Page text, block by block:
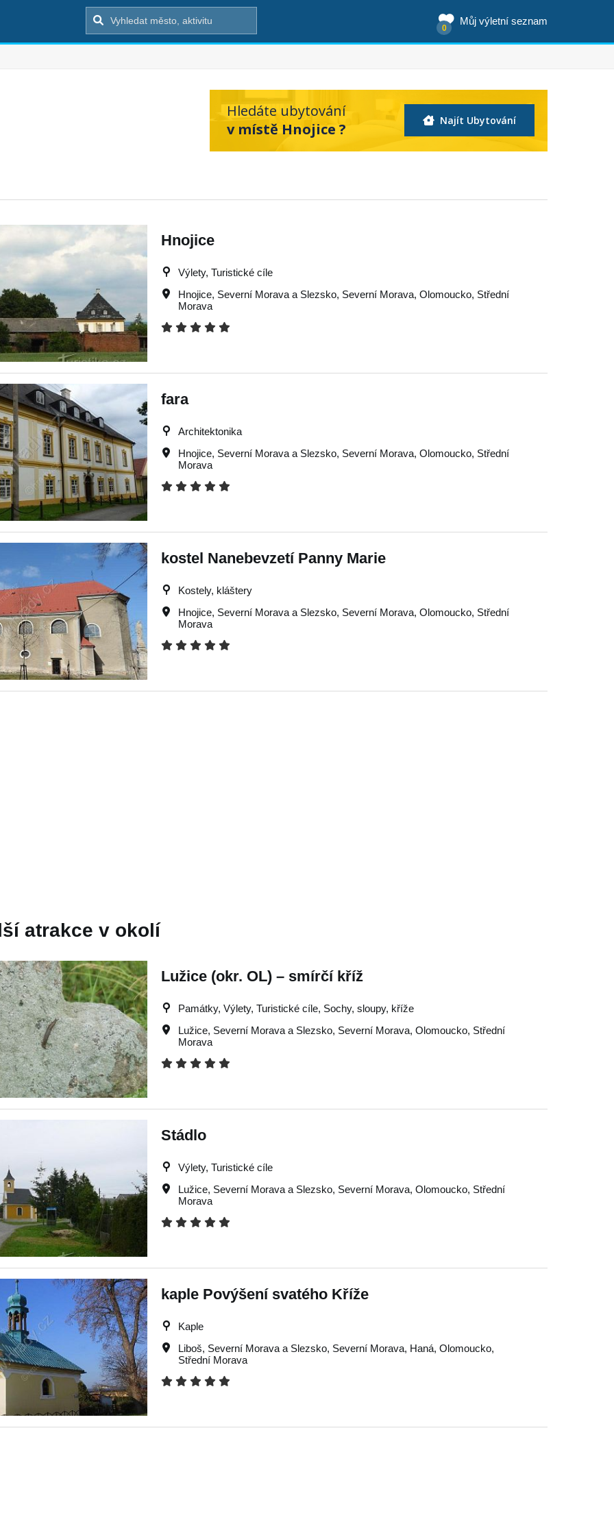
Můj výletní seznam
0
Hledáte ubytování
v místě Hnojice ?
Najít Ubytování
Hnojice
Výlety, Turistické cíle
Hnojice, Severní Morava a Slezsko, Severní Morava,Olomoucko, Střední
Morava
fara
Architektonika
Hnojice, Severní Morava a Slezsko, Severní Morava,Olomoucko, Střední
Morava
kostel Nanebevzetí Panny Marie
Kostely, kláštery
Hnojice, Severní Morava a Slezsko, Severní Morava,Olomoucko, Střední
Morava
atrakce v okolí
Lužice (okr. OL) – smírčí kříž
Památky, Výlety, Turistické cíle, Sochy, sloupy, kříže
Lužice, Severní Morava a Slezsko, Severní Morava,Olomoucko, Střední
Morava
Stádlo
Výlety, Turistické cíle
Lužice, Severní Morava a Slezsko, Severní Morava,Olomoucko, Střední
Morava
kaple Povýšení svatého Kříže
Kaple
Liboš, Severní Morava a Slezsko, Severní Morava, Haná,Olomoucko,
Střední Morava